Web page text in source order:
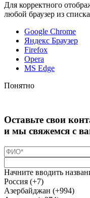
Для корректного
любой браузер из
Google Chrome
Яндекс Браузер
Firefox
Opera
MS Edge
Понятно
Оставьте свои
и мы свяжемся с
Начните вводить
Россия (+7)
Азербайджан (+994)